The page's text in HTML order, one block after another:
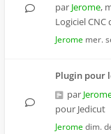
par Jerome,
Logiciel
Jerome mer.
Plugin pour
par
pour Jedicut
Jeromedim.